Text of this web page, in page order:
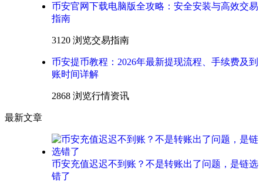
币安官网下载电脑版全攻略：安全安装与高效交易
指南
3120 浏览交易指南
币安提币教程：2026年最新提现流程、手续费及到
账时间详解
2868 浏览行情资讯
最新文章
币安充值迟迟不到账？不是转账出了问题，是链选
错了